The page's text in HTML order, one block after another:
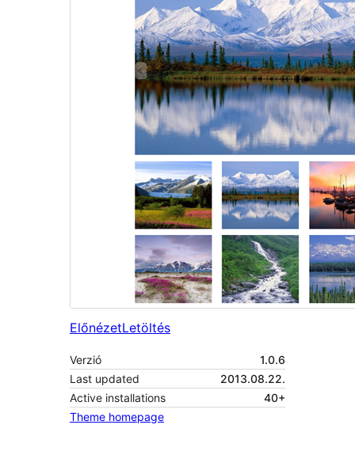
ElőnézetLetöltés
Verzió
1.0.6
Last updated
2013.08.22.
Active installations
40+
Theme homepage